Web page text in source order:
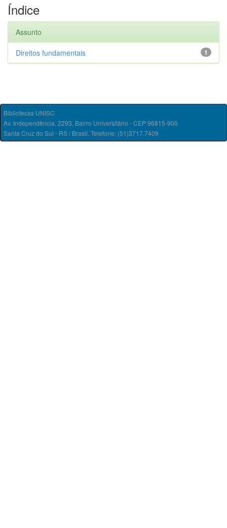
Índice
Assunto
1
Direitos fundamentais
Bibliotecas UNISC
Av. Independência, 2293, Bairro Universitário - CEP 96815-900
Santa Cruz do Sul - RS / Brasil. Telefone: (51)3717.7409